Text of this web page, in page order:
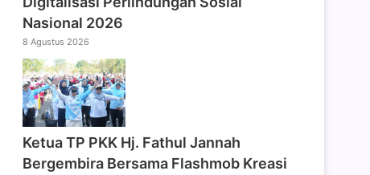
Nasional 2026
8 Agustus 2026
‎Ketua TP PKK Hj. Fathul Jannah
Bergembira Bersama Flashmob Kreasi